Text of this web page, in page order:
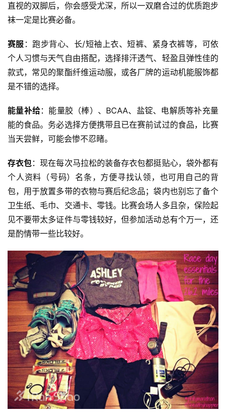
比
赛
观
察
装
备
训
练
视
频
用
户
精
直视的双脚后，你会感受尤深，所以一双磨合过的优质跑步
袜一定是比赛必备。
赛服 ：跑步背心、长/短袖上衣、短裤、紧身衣裤等，可依
个人习惯与天气自由搭配，选择排汗透气、轻盈且弹性佳的
款式，常见的聚酯纤维运动服，或各厂牌的运动机能服饰都
是不错的选择。
能量补给：能量胶（棒）、BCAA、盐锭、电解质等补充量
能的食品。务必选择方便携带且已在赛前试过的食品，比赛
当天尝鲜，可能会惨不忍睹。
存衣包：现在每次马拉松的装备存衣包都挺贴心，袋外都有
个人资料（号码）名条，方便寻找认领，也可用自己的背
包，用于放置多带的衣物与赛后纪念品；袋内也别忘了备个
卫生纸、毛巾、交通卡、零钱。比赛会场人多且杂，保险起
见不要带太多证件与零钱较好，但参加活动总有个万一，还
是酌情带一些比较好。